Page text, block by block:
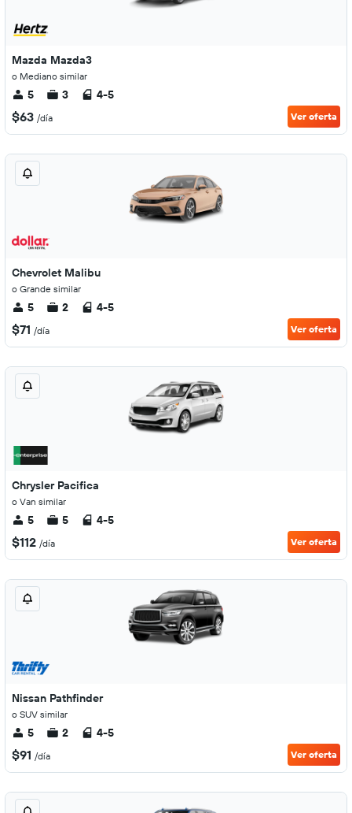
Mazda Mazda3
o Mediano similar
5 3 4-5
$63 /día Ver oferta
Chevrolet Malibu
o Grande similar
5 2 4-5
$71 /día Ver oferta
Chrysler Pacifica
o Van similar
5 5 4-5
$112 /día Ver oferta
Nissan Pathfinder
o SUV similar
5 2 4-5
$91 /día Ver oferta